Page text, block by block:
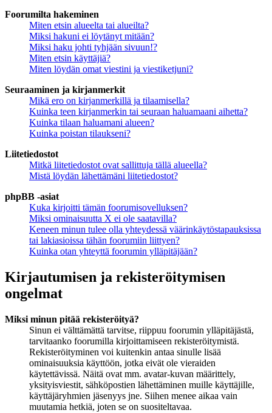
Foorumilta hakeminen
Miten etsin alueelta tai alueilta?
Miksi hakuni ei löytänyt mitään?
Miksi haku johti tyhjään sivuun!?
Miten etsin käyttäjiä?
Miten löydän omat viestini ja viestiketjuni?
Seuraaminen ja kirjanmerkit
Mikä ero on kirjanmerkillä ja tilaamisella?
Kuinka teen kirjanmerkin tai seuraan haluamaani aihetta?
Kuinka tilaan haluamani alueen?
Kuinka poistan tilaukseni?
Liitetiedostot
Mitkä liitetiedostot ovat sallittuja tällä alueella?
Mistä löydän lähettämäni liitetiedostot?
phpBB -asiat
Kuka kirjoitti tämän foorumisovelluksen?
Miksi ominaisuutta X ei ole saatavilla?
Keneen minun tulee olla yhteydessä väärinkäytöstapauksissa
tai lakiasioissa tähän foorumiin liittyen?
Kuinka otan yhteyttä foorumin ylläpitäjään?
Kirjautumisen ja rekisteröitymisen
ongelmat
Miksi minun pitää rekisteröityä?
Sinun ei välttämättä tarvitse, riippuu foorumin ylläpitäjästä,
tarvitaanko foorumilla kirjoittamiseen rekisteröitymistä.
Rekisteröityminen voi kuitenkin antaa sinulle lisää
ominaisuuksia käyttöön, jotka eivät ole vieraiden
käytettävissä. Näitä ovat mm. avatar-kuvan määrittely,
yksityisviestit, sähköpostien lähettäminen muille käyttäjille,
käyttäjäryhmien jäsenyys jne. Siihen menee aikaa vain
muutamia hetkiä, joten se on suositeltavaa.